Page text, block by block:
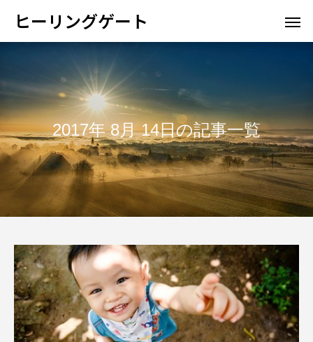
ヒーリングゲート
2017年 8月 14日の記事一覧